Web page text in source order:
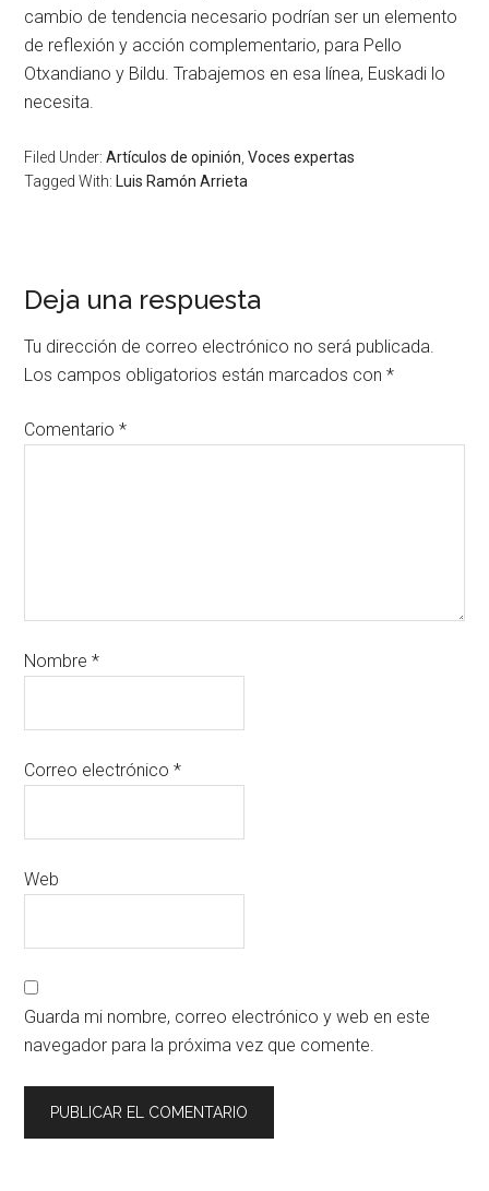
cambio de tendencia necesario podrían ser un elemento
de reflexión y acción complementario, para Pello
Otxandiano y Bildu. Trabajemos en esa línea, Euskadi lo
necesita.
Filed Under:Artículos de opinión ,Voces expertas
Tagged With: Luis Ramón Arrieta
Deja una respuesta
Tu dirección de correo electrónico no será publicada.
Los campos obligatorios están marcados con*
Comentario*
Nombre*
Correo electrónico*
Web
Guarda mi nombre, correo electrónico y web en este
navegador para la próxima vez que comente.